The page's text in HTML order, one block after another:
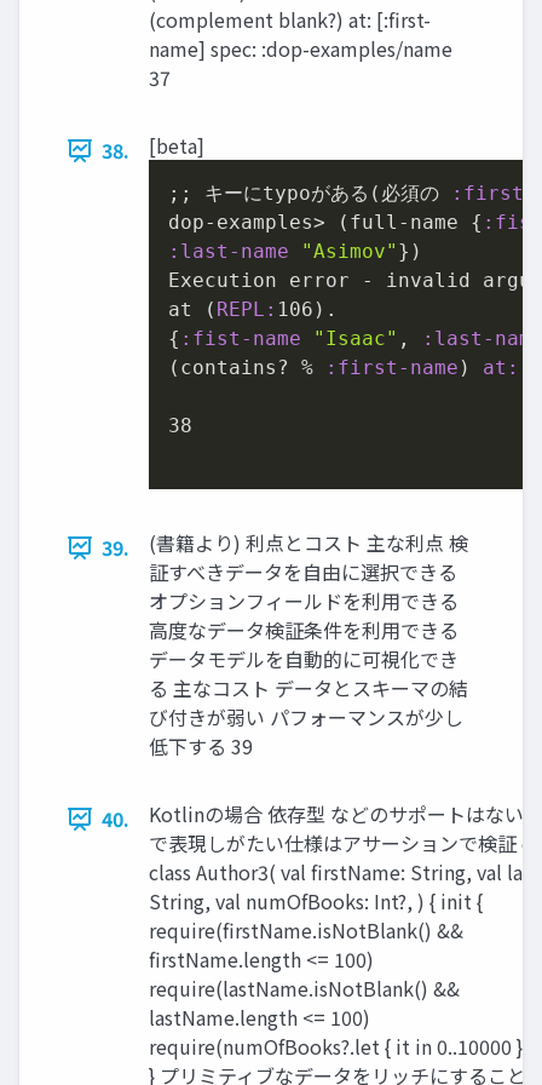
(complement blank?) at: [:first-
name] spec: :dop-examples/name
37
38. [beta]
;; キーにtypoがある(必須の
:first-
dop-examples> (full-name { :fist-
:last-name
"Asimov" })
Execution error - invalid
at ( REPL: 106 ).
{ :fist-name "Isaac" ,
:last-name
(contains? %
:first-name ) at:
38
39.
(書籍より) 利点とコスト 主な利点 検
証すべきデータを⾃由に選択できる
オプションフィールドを利⽤できる
⾼度なデータ検証条件を利⽤できる
データモデルを⾃動的に可視化でき
る 主なコスト データとスキーマの結
び付きが弱い パフォーマンスが少し
低下する 39
40.
Kotlinの場合 依存型 などのサポートはない
で表現しがたい仕様はアサーションで検証
class Author3( val firstName: String, val
String, val numOfBooks: Int?, ) { init {
require(firstName.isNotBlank() &&
firstName.length <= 100)
require(lastName.isNotBlank() &&
lastName.length <= 100)
require(numOfBooks?.let { it in 0..10000 }
} プリミティブなデータをリッチにすること